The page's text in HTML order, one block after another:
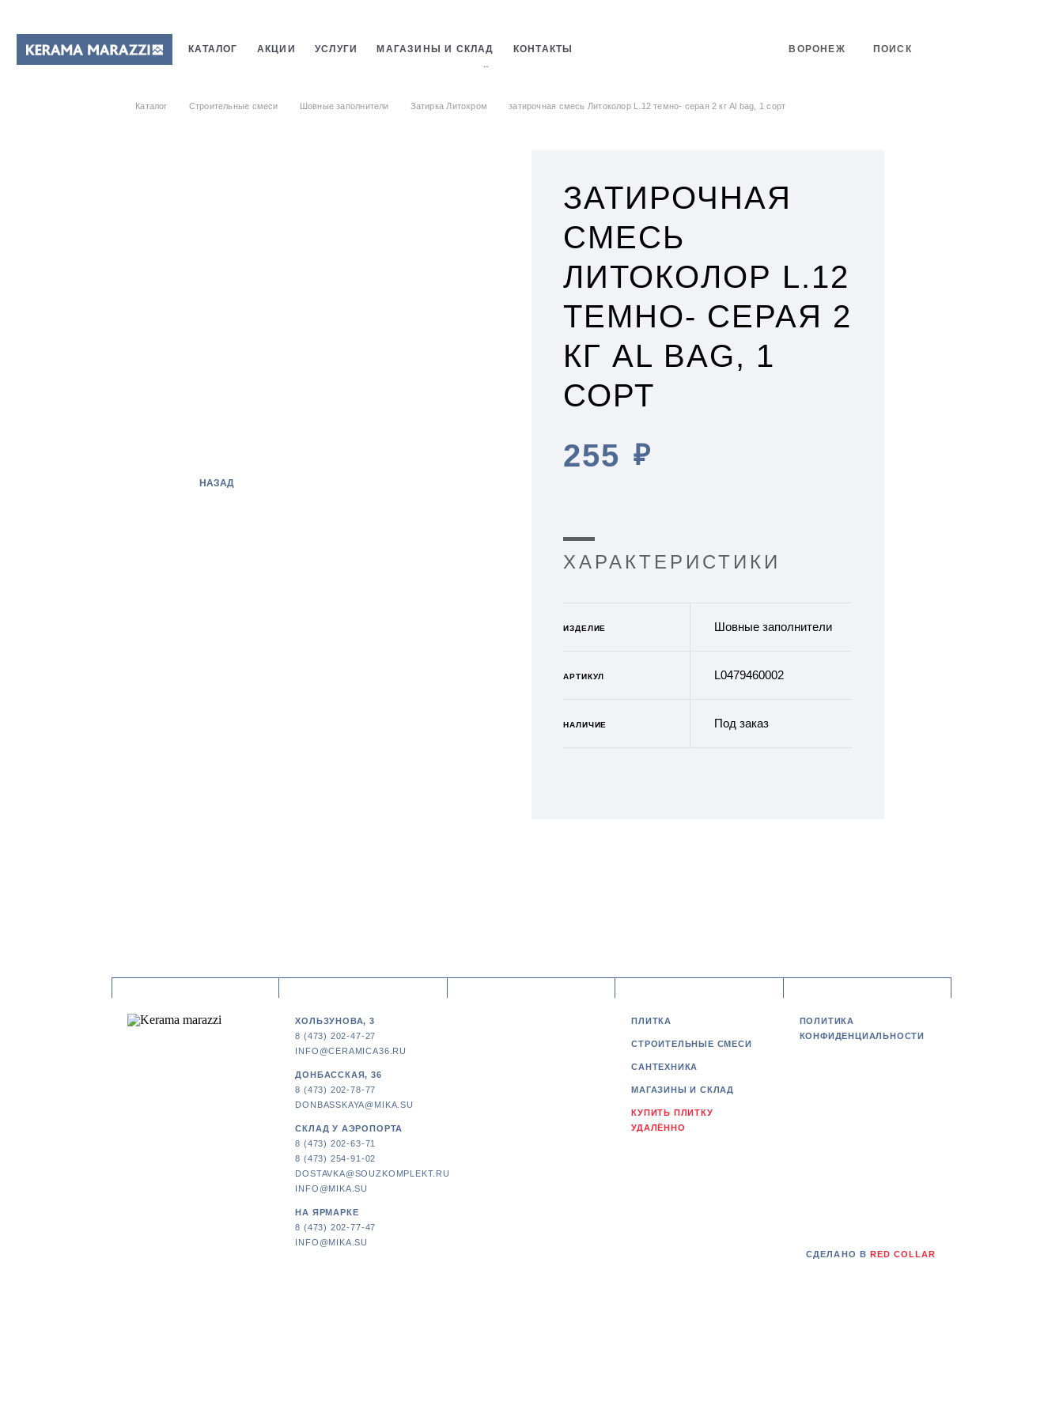
КАТАЛОГ АКЦИИ УСЛУГИ МАГАЗИНЫ И СКЛАД КОНТАКТЫ
Каталог Строительные смеси Шовные заполнители Затирка Литохром затирочная смесь Литоколор L.12 темно- серая 2 кг Al bag, 1 сорт
ПОИСК
ВОРОНЕЖ
НАЗАД
ЗАТИРОЧНАЯ
СМЕСЬ
ЛИТОКОЛОР L.12
ТЕМНО- СЕРАЯ 2
КГ AL BAG, 1
СОРТ
255 ₽
ХАРАКТЕРИСТИКИ
ИЗДЕЛИЕ Шовные заполнители
АРТИКУЛ L0479460002
НАЛИЧИЕ Под заказ
ХОЛЬЗУНОВА, 3
8 (473) 202-47-27
INFO@CERAMICA36.RU
ДОНБАССКАЯ, 36
8 (473) 202-78-77
DONBASSKAYA@MIKA.SU
СКЛАД У АЭРОПОРТА
8 (473) 202-63-71
8 (473) 254-91-02
DOSTAVKA@SOUZKOMPLEKT.RU
INFO@MIKA.SU
НА ЯРМАРКЕ
8 (473) 202-77-47
INFO@MIKA.SU
ПЛИТКА
СТРОИТЕЛЬНЫЕ СМЕСИ
САНТЕХНИКА
МАГАЗИНЫ И СКЛАД
КУПИТЬ ПЛИТКУ
УДАЛЁННО
ПОЛИТИКА
КОНФИДЕНЦИАЛЬНОСТИ
СДЕЛАНО В RED COLLAR